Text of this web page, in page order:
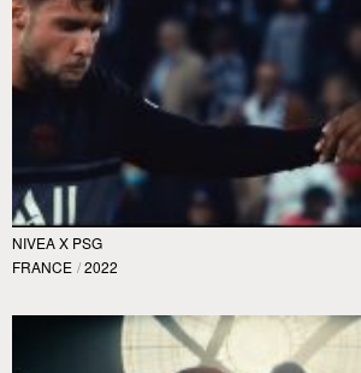
NIVEA X PSG
FRANCE / 2022